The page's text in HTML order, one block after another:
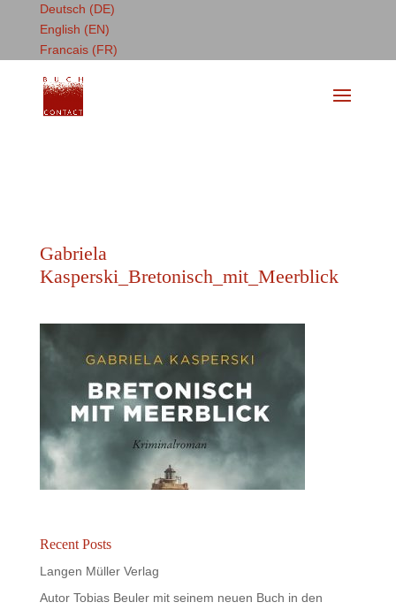
Deutsch (DE)
English (EN)
Francais (FR)
Gabriela
Kasperski_Bretonisch_mit_Meerblick
Recent Posts
Langen Müller Verlag
Autor Tobias Beuler mit seinem neuen Buch in den